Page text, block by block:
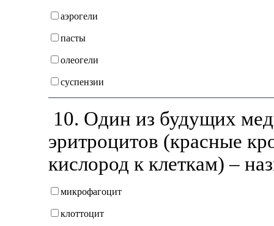
аэрогели
пасты
олеогели
суспензии
10. Один из будущих
эритроцитов (красные
кислород к клеткам) –
микрофагоцит
клоттоцит